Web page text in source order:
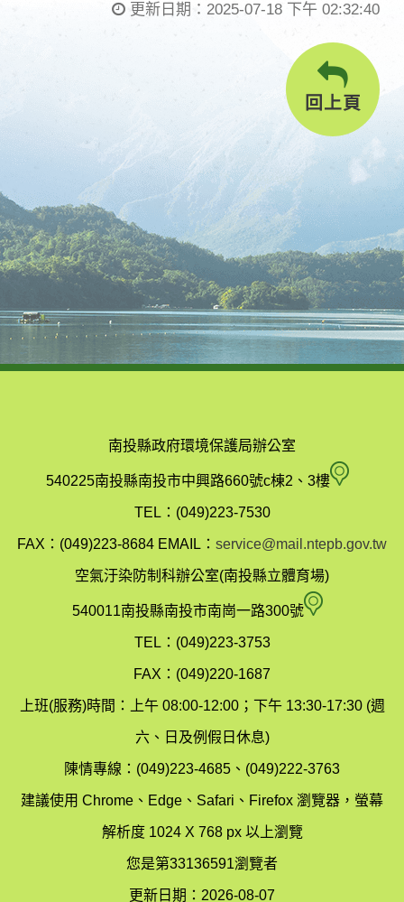
更新日期： 2025-07-18 下午 02:32:40
回上頁
南投縣政府環境保護局辦公室
540225南投縣南投市中興路660號c棟2、3樓 南
縣
保
局
TEL：(049)223-7530
FAX：(049)223-8684 EMAIL： service@mail.ntepb.gov.tw
空氣汙染防制科辦公室(南投縣立體育場)
540011南投縣南投市南崗一路300號 空
染
制
科
TEL：(049)223-3753
FAX：(049)220-1687
上班(服務)時間：上午 08:00-12:00；下午 13:30-17:30 (週
六、日及例假日休息)
陳情專線：(049)223-4685、(049)222-3763
建議使用 Chrome、Edge、Safari、Firefox 瀏覽器，螢幕
解析度 1024 X 768 px 以上瀏覽
您是第33136591瀏覽者
更新日期：2026-08-07